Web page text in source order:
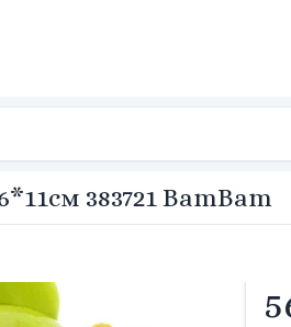
383721 BamBam